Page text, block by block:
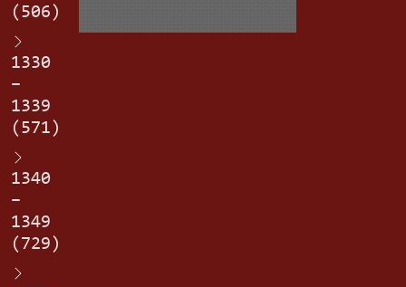
(506)
1330
–
1339
(571)
1340
–
1349
(729)